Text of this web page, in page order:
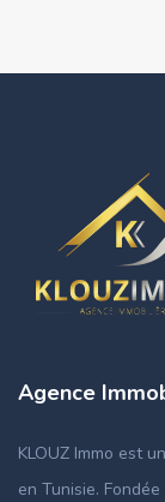
Agence
KLOUZ Immo est
en Tunisie.